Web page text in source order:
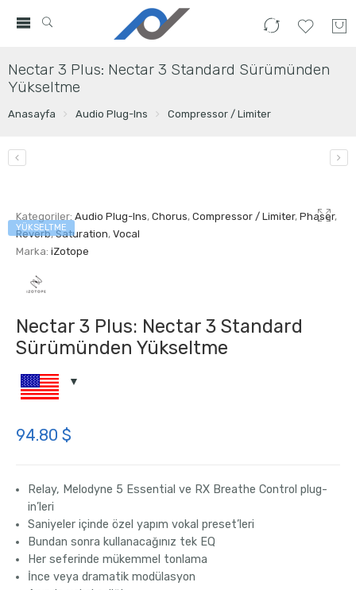
Nectar 3 Plus: Nectar 3 Standard Sürümünden
Yükseltme
Anasayfa Audio Plug-Ins Compressor / Limiter
YÜKSELTME
Kategoriler: Audio Plug-Ins, Chorus, Compressor / Limiter, Phaser,
Reverb,Saturation, Vocal
Marka: iZotope
Nectar 3 Plus: Nectar 3 Standard
Sürümünden Yükseltme
94.80 $
Relay, Melodyne 5 Essential ve RX Breathe Control plug-
in’leri
Saniyeler içinde özel yapım vokal preset’leri
Bundan sonra kullanacağınız tek EQ
Her seferinde mükemmel tonlama
İnce veya dramatik modülasyon